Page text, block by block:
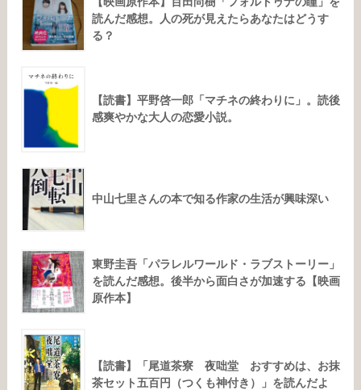
読んだ感想。人の死が見えたらあなたはどうす
る？
【読書】平野啓一郎「マチネの終わりに」。読後
感爽やかな大人の恋愛小説。
中山七里さんの本で知る作家の生活が興味深い
東野圭吾「パラレルワールド・ラブストーリー」
を読んだ感想。後半から面白さが加速する【映画
原作本】
【読書】「尾道茶寮 夜咄堂 おすすめは、お抹
茶セット五百円（つくも神付き）」を読んだよ